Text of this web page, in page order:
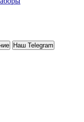
Наш Telegram